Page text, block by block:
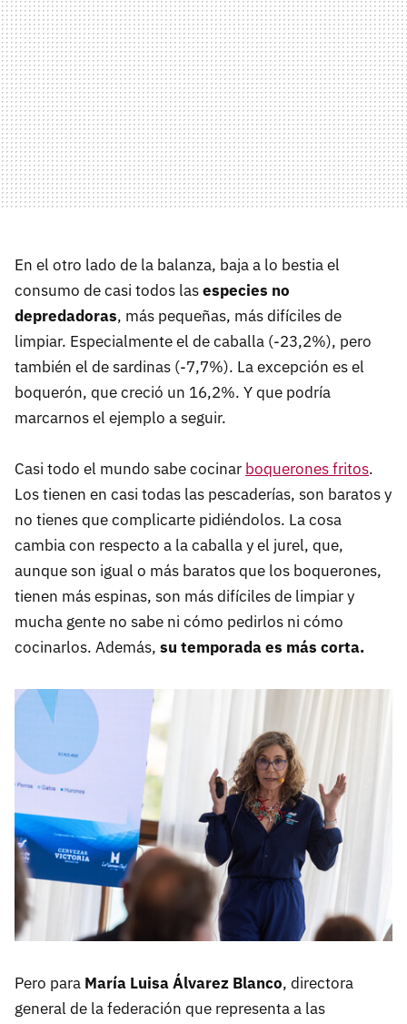
En el otro lado de la balanza, baja a lo bestia el
consumo de casi todos lasespecies no
depredadoras, más pequeñas, más difíciles de
limpiar. Especialmente el de caballa (-23,2%), pero
también el de sardinas (-7,7%). La excepción es el
boquerón, que creció un 16,2%. Y que podría
marcarnos el ejemplo a seguir.
Casi todo el mundo sabe cocinar boquerones fritos.
Los tienen en casi todas las pescaderías, son baratos y
no tienes que complicarte pidiéndolos. La cosa
cambia con respecto a la caballa y el jurel, que,
aunque son igual o más baratos que los boquerones,
tienen más espinas, son más difíciles de limpiar y
mucha gente no sabe ni cómo pedirlos ni cómo
cocinarlos. Además, su temporada es más corta.
Pero para María Luisa Álvarez Blanco, directora
general de la federación que representa a las